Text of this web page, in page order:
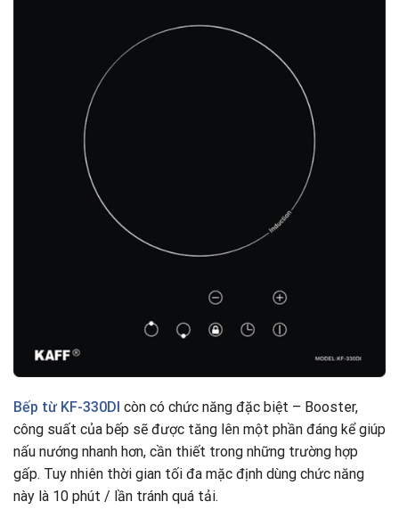
Bếp từ KF-330DI còn có chức năng đặc biệt – Booster,
công suất của bếp sẽ được tăng lên một phần đáng kể giúp
nấu nướng nhanh hơn, cần thiết trong những trường hợp
gấp. Tuy nhiên thời gian tối đa mặc định dùng chức năng
này là 10 phút / lần tránh quá tải.